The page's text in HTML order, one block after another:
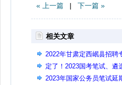
« 上一篇 | 下一篇 »
相关文章
2022年甘肃定西岷县招聘
定了！2023国考笔试、遴
2023年国家公务员笔试延